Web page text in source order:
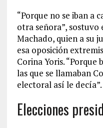
“Porque no se iban a
otra señora”, sostuvo
Machado, quien a su
esa oposición
Corina Yoris.
las que se llamaban
electoral así le decía”.
Elecciones